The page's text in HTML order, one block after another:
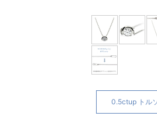
0.5ctup トル